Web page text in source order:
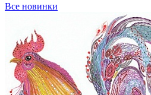
Все новинки